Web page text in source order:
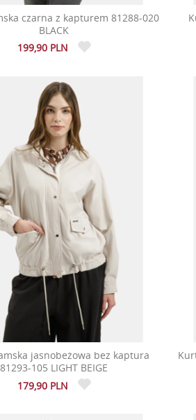
czarna z kapturem 81288-020
BLACK
199,90 PLN
jasnobeżowa bez kaptura
81293-105 LIGHT BEIGE
179,90 PLN